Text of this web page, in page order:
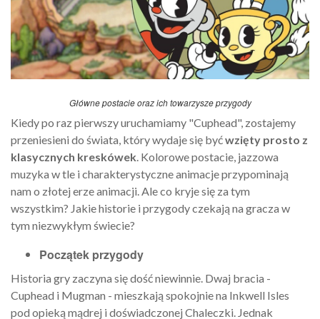
Główne postacie oraz ich towarzysze przygody
Kiedy po raz pierwszy uruchamiamy "Cuphead", zostajemy
przeniesieni do świata, który wydaje się byćwzięty prosto z
klasycznych kreskówek. Kolorowe postacie, jazzowa
muzyka w tle i charakterystyczne animacje przypominają
nam o złotej erze animacji. Ale co kryje się za tym
wszystkim? Jakie historie i przygody czekają na gracza w
tym niezwykłym świecie?
Początek przygody
Historia gry zaczyna się dość niewinnie. Dwaj bracia -
Cuphead i Mugman - mieszkają spokojnie na Inkwell Isles
pod opieką mądrej i doświadczonej Chaleczki. Jednak